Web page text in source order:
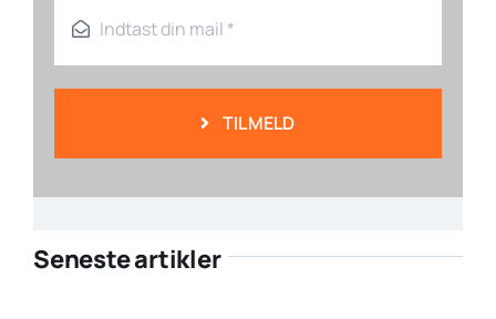
TILMELD
Seneste artikler